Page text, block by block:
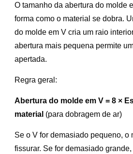
O tamanho da abertura do molde
forma como o material se dobra.
do molde em V cria um raio
abertura mais pequena permite
apertada.
Regra geral:
Abertura do molde em V = 8 ×
material (para dobragem de ar)
Se o V for demasiado pequeno, o
fissurar. Se for demasiado